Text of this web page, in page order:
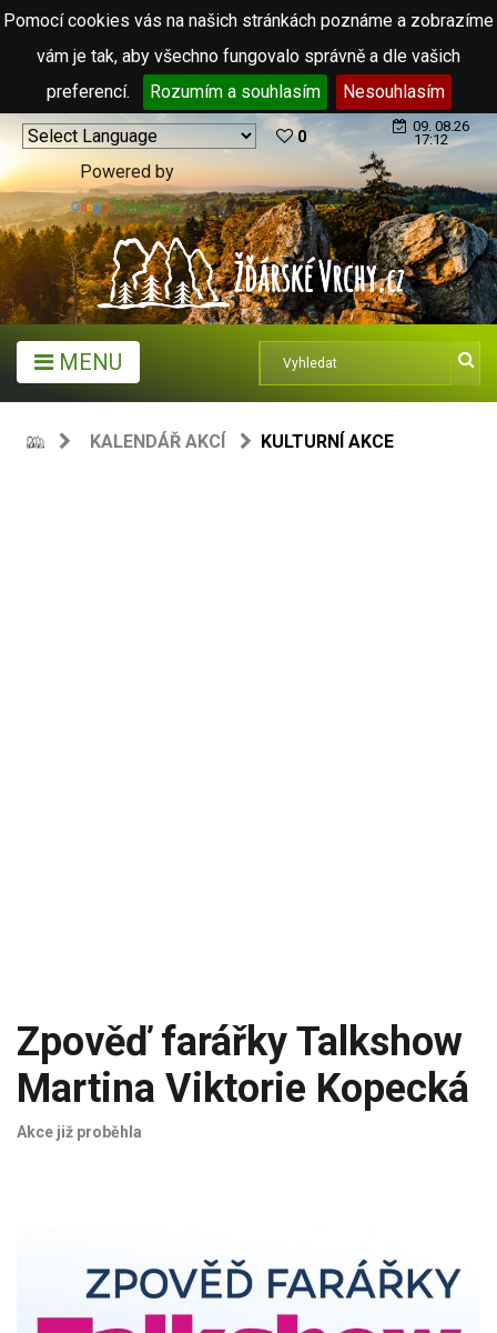
Pomocí cookies vás na našich stránkách poznáme a zobrazíme
vám je tak, aby všechno fungovalo správně a dle vašich
preferencí.
Rozumím a souhlasím Nesouhlasím
Powered by
Translate
0
09. 08.26
17:12
MENU
KALENDÁŘ AKCÍ KULTURNÍ AKCE
Zpověď farářky Talkshow
Martina Viktorie Kopecká
Akce již proběhla